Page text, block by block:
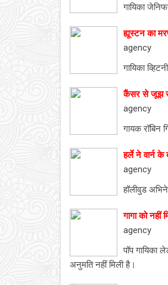
गायिका
ह्यूस्टन का
agency
गायिका
कैंसर से जूझ
agency
गायक
हर्ले ने वार्न
agency
हॉलीवुड
गागा को नहीं
agency
पॉप गायिका
अनुमति नहीं मिली है।